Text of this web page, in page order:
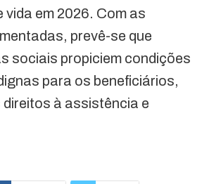
vida em 2026. Com as
prevê-se que
sociais propiciem condições
para os beneficiários,
à assistência e